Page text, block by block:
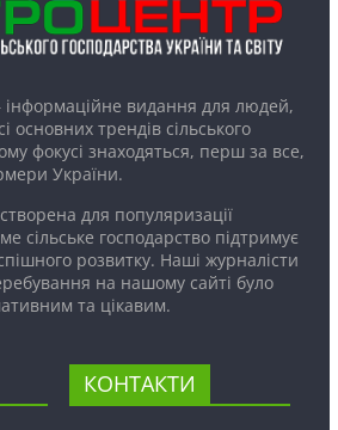
видання для людей,
основних трендів сільського
фокусі знаходяться, перш за все,
України.
для популяризації
сільське господарство підтримує
розвитку. Наші журналісти
на нашому сайті було
та цікавим.
КОНТАКТИ